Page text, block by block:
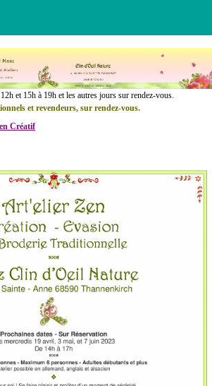
12h et 15h à 19h et les autres jours sur rendez-vous.
et revendeurs, sur rendez-vous.
Créatif